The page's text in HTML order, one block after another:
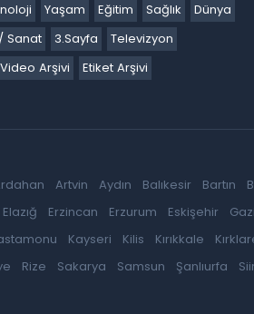
Yaşam Eğitim Sağlık
Dünya
Sanat 3.Sayfa
Televizyon
Video Arşivi Etiket Arşivi
Artvin Aydın Balıkesir Bartın
Elazığ Erzincan Erzurum Eskişehir
Kayseri Kilis Kırıkkale
Rize Sakarya Samsun Şanlıurfa